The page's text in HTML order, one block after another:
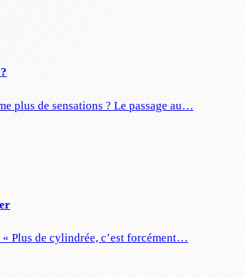
plus de sensations ? Le passage au…
Plus de cylindrée, c’est forcément…